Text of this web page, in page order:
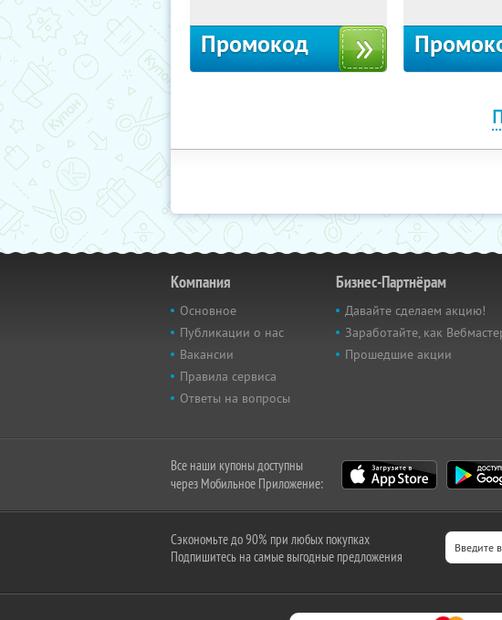
Промокод
Компания
Основное
Публикации о нас
Вакансии
Правила сервиса
Ответы на вопросы
Бизнес-Партнёрам
Давайте сделаем акцию!
Заработайте, как
Прошедшие акции
Все наши купоны доступны
через Мобильное Приложение:
Сэкономьте до 90% при любых покупках
Подпишитесь на самые выгодные предложения